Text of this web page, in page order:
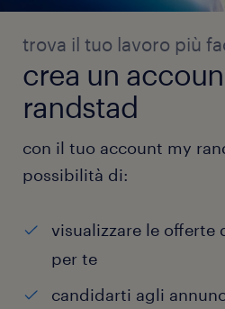
trova il tuo lavoro più
crea un
randstad
con il tuo account my
possibilità di:
visualizzare le offerte
per te
candidarti agli